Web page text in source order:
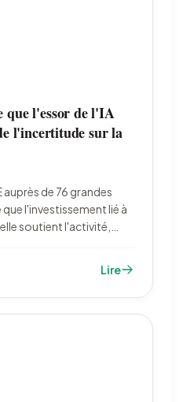
que l'essor de l'IA
l'incertitude sur la
auprès de 76 grandes
l'investissement lié à
soutient l'activité,
% d'utilisatrices contre
Lire